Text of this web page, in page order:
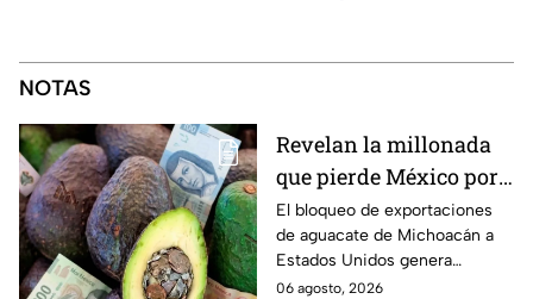
NOTAS
Revelan la millonada
que pierde México por
el bloqueo de Estados
Unidos al aguate de
Michoacán
El bloqueo de exportaciones
de aguacate de Michoacán a
Estados Unidos genera
pérdidas millonarias.
06 agosto, 2026